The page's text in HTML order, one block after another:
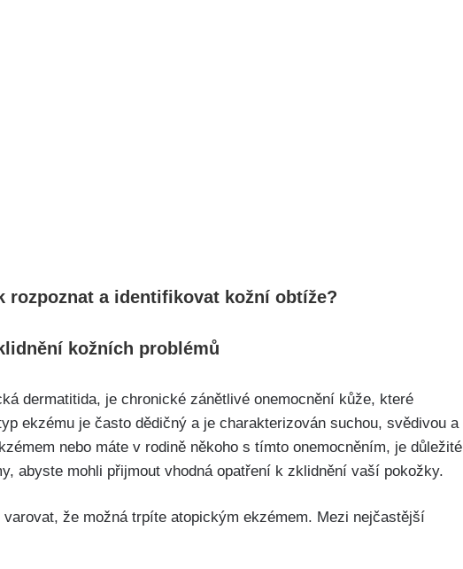
rozpoznat a ⁢identifikovat kožní obtíže?
kožních problémů
dermatitida,​ je ‍chronické zánětlivé onemocnění kůže,⁤ které​
ekzému je často dědičný a⁣ je charakterizován suchou, svědivou a
nebo máte v rodině někoho s tímto onemocněním, je důležité
abyste mohli přijmout vhodná opatření​ k ⁤zklidnění ‍vaší pokožky.
že možná ⁤trpíte atopickým ekzémem. Mezi nejčastější